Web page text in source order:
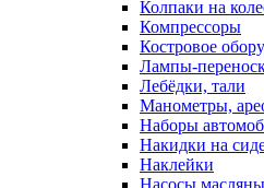
Колпаки на
Компрессоры
Костровое
Лампы-
Лебёдки, тали
Манометры,
Наборы
Накидки на
Наклейки
Насосы